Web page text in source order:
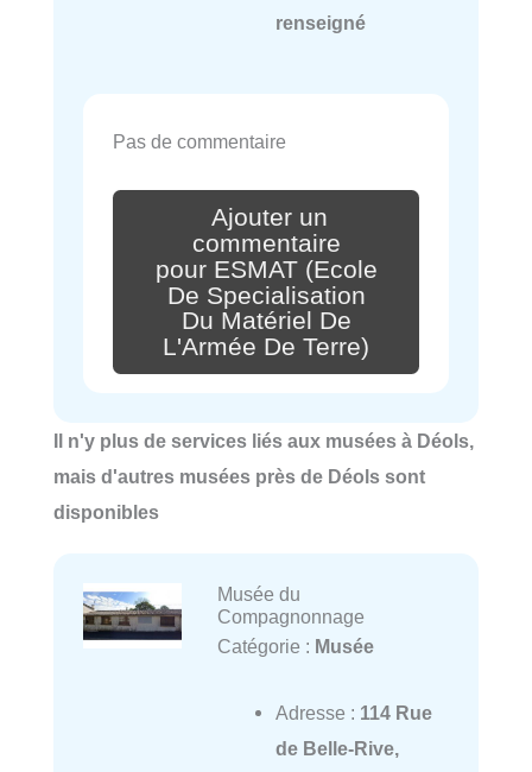
renseigné
Pas de commentaire
Ajouter un
commentaire
pour ESMAT (Ecole
De Specialisation
Du Matériel De
L'Armée De Terre)
Il n'y plus de services liés aux musées à Déols,
mais d'autres musées près de Déols sont
disponibles
Musée du
Compagnonnage
Catégorie : Musée
Adresse : 114 Rue
de Belle-Rive,